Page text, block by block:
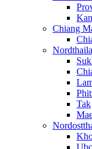
Chiang
Tak